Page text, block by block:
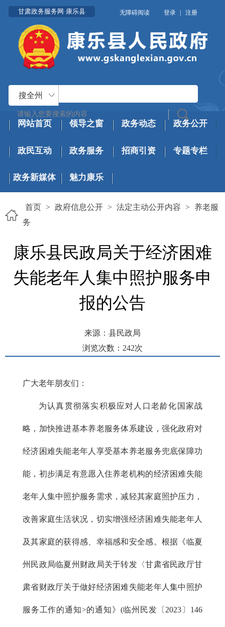
甘肃政务服务网·康乐县 无障碍阅读 登录 | 注册
搜全州
网站首页 领导之窗 政务动态 政务公开
政民互动 政务服务 招商引资 专题专栏
政务新媒体 魅力康乐
首页 > 政府信息公开 > 法定主动公开内容 > 养老服
务
康乐县民政局关于经济困难
失能老年人集中照护服务申
报的公告
来源：县民政局
浏览次数： 242次
广大老年朋友们：
为认真贯彻落实积极应对人口老龄化国家战
略，加快推进基本养老服务体系建设，强化政府对
经济困难失能老年人享受基本养老服务兜底保障功
能，初步满足有意愿入住养老机构的经济困难失能
老年人集中照护服务需求，减轻其家庭照护压力，
改善家庭生活状况，切实增强经济困难失能老年人
及其家庭的获得感、幸福感和安全感。根据《临夏
州民政局临夏州财政局关于转发〈甘肃省民政厅甘
肃省财政厅关于做好经济困难失能老年人集中照护
服务工作的通知>的通知》(临州民发〔2023〕146